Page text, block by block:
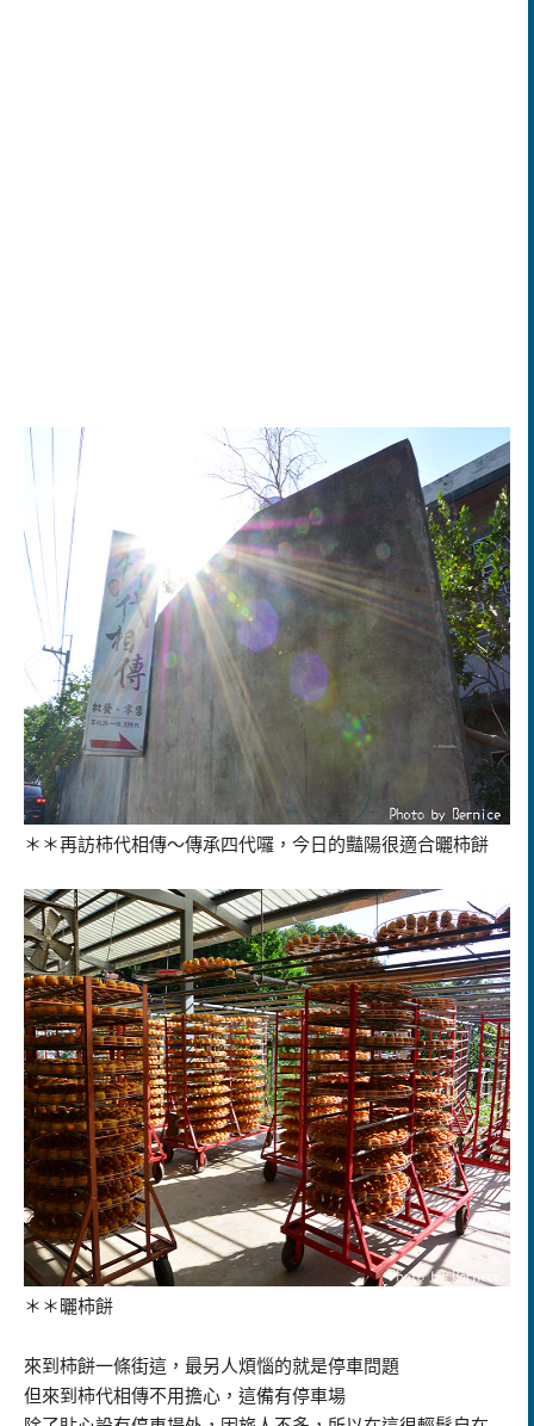
＊＊再訪柿代相傳～傳承四代囉，今日的豔陽很適合曬柿餅
＊＊曬柿餅
來到柿餅一條街這，最另人煩惱的就是停車問題
但來到柿代相傳不用擔心，這備有停車場